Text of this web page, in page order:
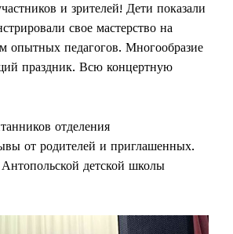
и зрителей! Дети показали
свое мастерство на
опытных педагогов. Многообразие
праздник. Всю концертную
отделения
от родителей и приглашенных.
детской школы